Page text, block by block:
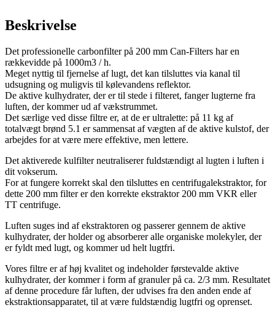
Beskrivelse
Det professionelle carbonfilter på 200 mm Can-Filters har en
rækkevidde på 1000m3 / h.
Meget nyttig til fjernelse af lugt, det kan tilsluttes via kanal til
udsugning og muligvis til kølevandens reflektor.
De aktive kulhydrater, der er til stede i filteret, fanger lugterne fra
luften, der kommer ud af vækstrummet.
Det særlige ved disse filtre er, at de er ultralette: på 11 kg af
totalvægt brønd 5.1 er sammensat af vægten af ​​de aktive kulstof, der
arbejdes for at være mere effektive, men lettere.
Det aktiverede kulfilter neutraliserer fuldstændigt al lugten i luften i
dit vokserum.
For at fungere korrekt skal den tilsluttes en centrifugalekstraktor, for
dette 200 mm filter er den korrekte ekstraktor 200 mm VKR eller
TT centrifuge.
Luften suges ind af ekstraktoren og passerer gennem de aktive
kulhydrater, der holder og absorberer alle organiske molekyler, der
er fyldt med lugt, og kommer ud helt lugtfri.
Vores filtre er af høj kvalitet og indeholder førstevalde aktive
kulhydrater, der kommer i form af granuler på ca. 2/3 mm. Resultatet
af denne procedure får luften, der udvises fra den anden ende af
ekstraktionsapparatet, til at være fuldstændig lugtfri og oprenset.